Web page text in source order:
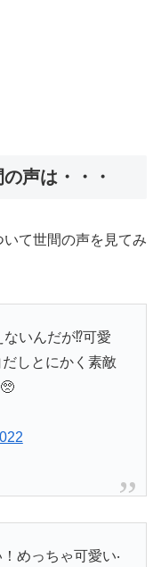
声は・・・
て世間の声を見てみ
いんだが⁉️可愛
しとにかく素敵
めっちゃ可愛い‧